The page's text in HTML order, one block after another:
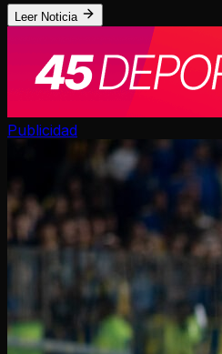
Leer Noticia
Publicidad